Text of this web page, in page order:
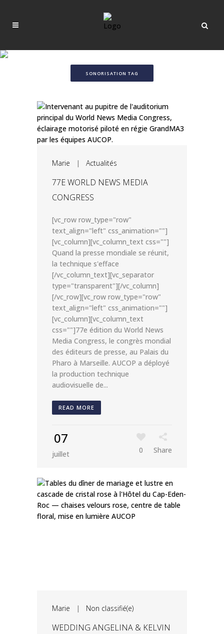
SONORISATION TAG
Marie | Actualités
77E WORLD NEWS MEDIA
CONGRESS
[vc_row row_type="row"
text_align="left" css_animation=""]
[vc_column][vc_column_text css=""]
Quand la presse mondiale se réunit,
la technique s'efface
[/vc_column_text][vc_separator
type="transparent"][/vc_column]
[/vc_row][vc_row row_type="row"
text_align="left" css_animation=""]
[vc_column][vc_column_text
css=""]77e édition du World News
Media Congress, le congrès mondial
des éditeurs de presse, au Palais du
Pharo à Marseille. AUCOP a déployé
la production technique
audiovisuelle de...
READ MORE
07
juillet 0 Share
Marie | Non classifié(e)
WEDDING ANGELINA & KELVIN